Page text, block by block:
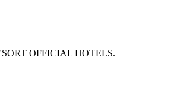
OFFICIAL HOTELS.